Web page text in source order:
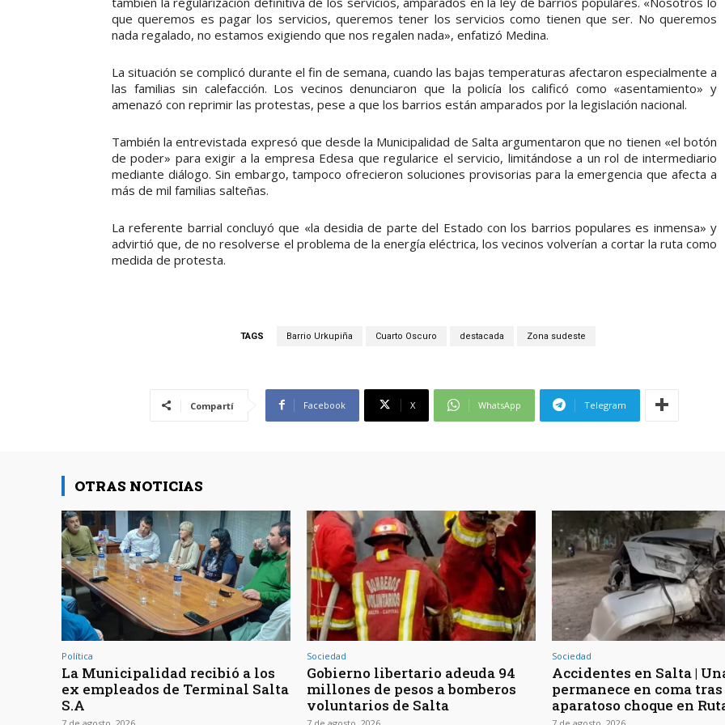
que queremos es pagar los servicios, queremos tener los servicios como tienen que ser. No queremos
nada regalado, no estamos exigiendo que nos regalen nada», enfatizó Medina.
La situación se complicó durante el fin de semana, cuando las bajas temperaturas afectaron especialmente a
las familias sin calefacción. Los vecinos denunciaron que la policía los calificó como «asentamiento» y
amenazó con reprimir las protestas, pese a que los barrios están amparados por la legislación nacional.
También la entrevistada expresó que desde la Municipalidad de Salta argumentaron que no tienen «el botón
de poder» para exigir a la empresa Edesa que regularice el servicio, limitándose a un rol de intermediario
mediante diálogo. Sin embargo, tampoco ofrecieron soluciones provisorias para la emergencia que afecta a
más de mil familias salteñas.
La referente barrial concluyó que «la desidia de parte del Estado con los barrios populares es inmensa» y
advirtió que, de no resolverse el problema de la energía eléctrica, los vecinos volverían a cortar la ruta como
medida de protesta.
TAGS Barrio Urkupiña Cuarto Oscuro destacada Zona sudeste
Compartí Facebook X WhatsApp Telegram
OTRAS NOTICIAS
Política
La Municipalidad recibió a los
ex empleados de Terminal Salta
S.A
Sociedad
Gobierno libertario adeuda 94
millones de pesos a bomberos
voluntarios de Salta
Sociedad
Accidentes en Salta |
permanece en coma
aparatoso choque en